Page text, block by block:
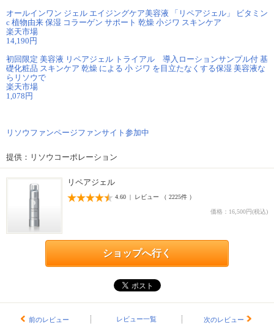
オールインワン ジェル エイジングケア美容液 「リペアジェル」 ビタミン
c 植物由来 保湿 コラーゲン サポート 乾燥 小ジワ スキンケア
楽天市場
14,190円
初回限定 美容液 リペアジェル トライアル 導入ローションサンプル付 基
礎化粧品 スキンケア 乾燥 による 小 ジワ を目立たなくする保湿 美容液な
らリソウで
楽天市場
1,078円
リソウファンページファンサイト参加中
提供：リソウコーポレーション
リペアジェル
4.60 | レビュー （ 2225件 ）
価格：16,500円(税込)
ショップへ行く
前のレビュー レビュー一覧 次のレビュー